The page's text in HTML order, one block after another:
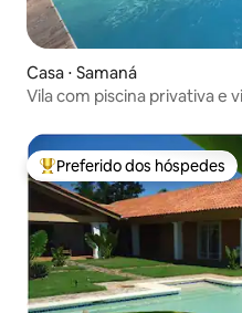
Casa ⋅ Samaná
Vila com piscina privativa e
Entre os melhores
Preferido dos hóspedes